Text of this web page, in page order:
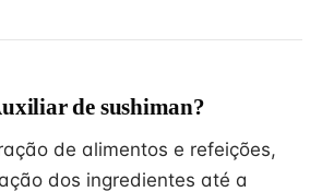
de sushiman?
de alimentos e refeições,
dos ingredientes até a